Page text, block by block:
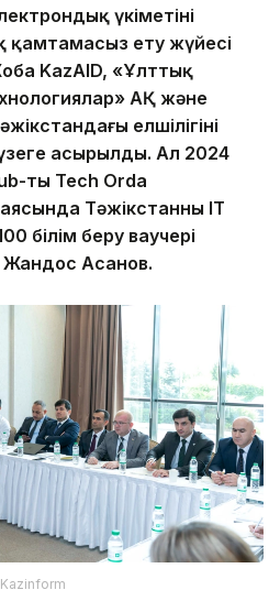
үкіметінің
қамтамасыз ету жүйесі
KazAID, «Ұлттық
АҚ және
елшілігінің
асырылды. Ал 2024
тың Tech Orda
Тәжікстанның IT
білім беру ваучері
Жандос Асанов.